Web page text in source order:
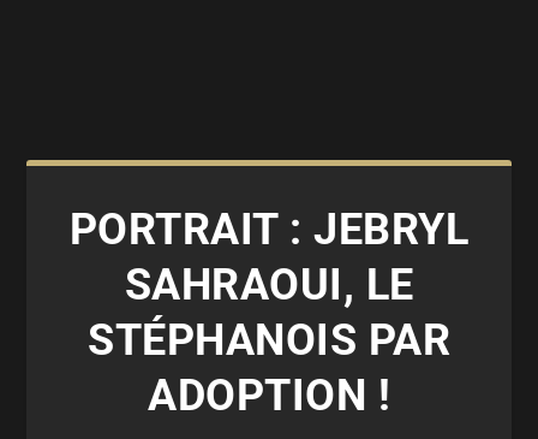
PORTRAIT : JEBRYL
SAHRAOUI, LE
STÉPHANOIS PAR
ADOPTION !